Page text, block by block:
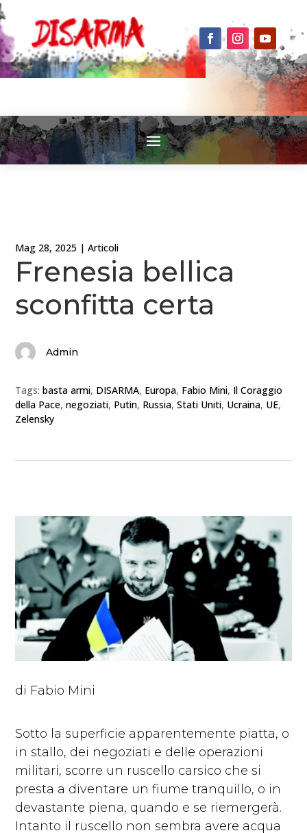
Mag 28, 2025 |Articoli
Frenesia bellica
sconfitta certa
Admin
Tags:basta armi, DISARMA, Europa, Fabio Mini, Il Coraggio
della Pace,negoziati, Putin, Russia,Stati Uniti, Ucraina, UE,
Zelensky
di Fabio Mini
Sotto la superficie apparentemente piatta, o
in stallo, dei negoziati e delle operazioni
militari, scorre un ruscello carsico che si
presta a diventare un fiume tranquillo, o in
devastante piena, quando e se riemergerà.
Intanto il ruscello non sembra avere acqua